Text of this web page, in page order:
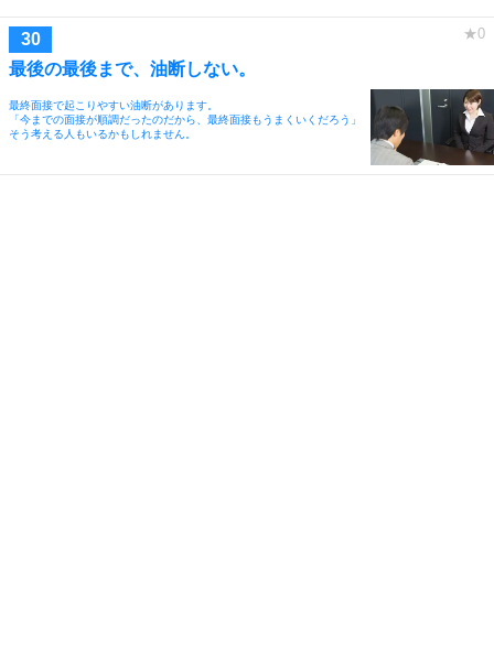
最後の最後まで、油断しない。
最終面接で起こりやすい油断があります。
「今までの面接が順調だったのだから、最終面接もうまくいくだろう」
そう考える人もいるかもしれません。